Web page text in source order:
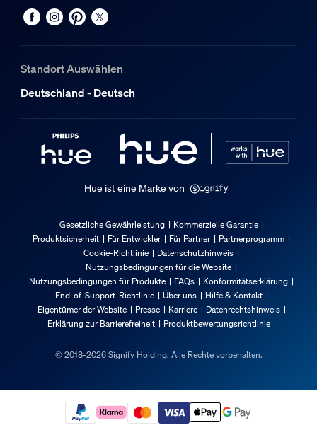
Standort Auswählen
Deutschland - Deutsch
Hue ist eine Marke von
Gesetzliche Gewährleistung
Kommerzielle Garantie
Produktsicherheit
Für Entwickler Für Partner
Partnerprogramm
Cookie-Richtlinie
Datenschutzhinweis
Nutzungsbedingungen für die Website
Nutzungsbedingungen für Produkte
FAQs
Konformitätserklärung
End-of-Support-Richtlinie
Über uns
Hilfe & Kontakt
Eigentümer der Website
Presse Karriere
Datenrechtshinweis
Erklärung zur Barrierefreiheit
Produktbewertungsrichtlinie
© 2018-2026 Signify Holding. Alle Rechte vorbehalten.